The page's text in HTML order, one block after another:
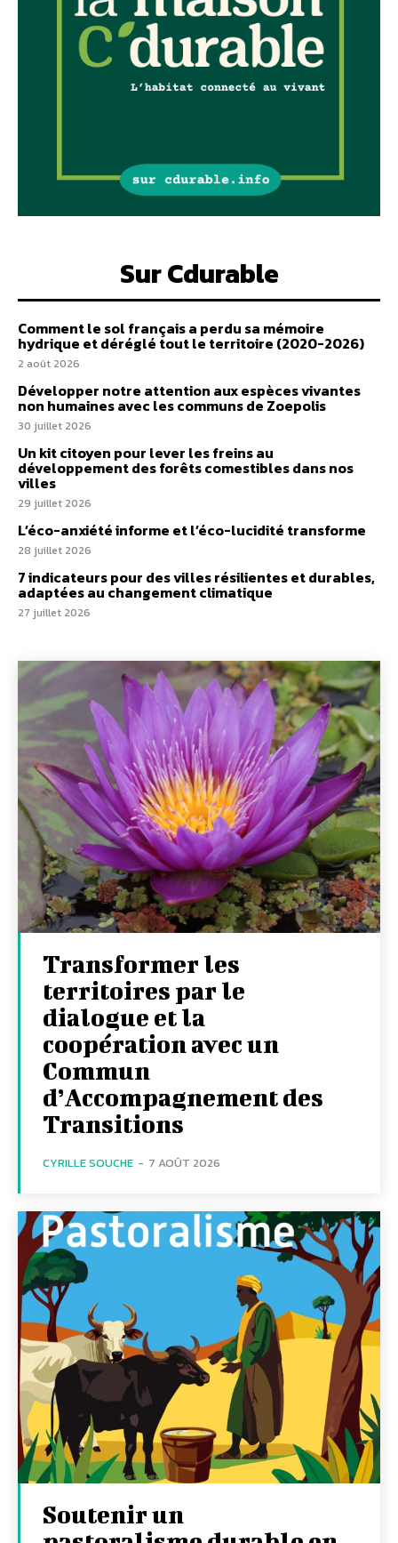
Sur Cdurable
Comment le sol français a perdu sa mémoire
hydrique et déréglé tout le territoire (2020-2026)
2 août 2026
Développer notre attention aux espèces vivantes
non humaines avec les communs de Zoepolis
30 juillet 2026
Un kit citoyen pour lever les freins au
développement des forêts comestibles dans nos
villes
29 juillet 2026
L’éco-anxiété informe et l’éco-lucidité transforme
28 juillet 2026
7 indicateurs pour des villes résilientes et durables,
adaptées au changement climatique
27 juillet 2026
Transformer les
territoires par le
dialogue et la
coopération avec un
Commun
d’Accompagnement des
Transitions
CYRILLE SOUCHE - 7 AOÛT 2026
Soutenir un